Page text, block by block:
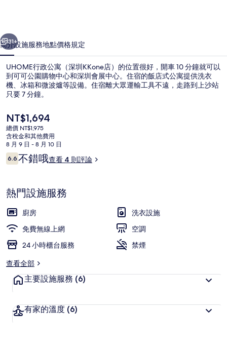
KKone
店）
的
相
片
集
個 下一個
31+
簡介設施服務地點價格規定
UHOME行政公寓（深圳KKone店）的位置很好，開車 10 分鐘就可以
到可可公園購物中心和深圳會展中心。住宿的飯店式公寓提供洗衣
機、冰箱和微波爐等設備。住宿離大眾運輸工具不遠，走路到上沙站
只要 7 分鐘。
目
前
的
價
格
是
NT$1,694
總價 NT$1,975
含稅金和其他費用
8 月 9 日 - 8 月 10 日
評
論
6.66.6 分，滿分 10 分，
不錯哦查看 4 則評論
熱門設施服務
廚房
洗衣設施
免費無線上網
空調
24 小時櫃台服務
禁煙
查看全部
主要設施服務 (6)
有家的溫度 (6)